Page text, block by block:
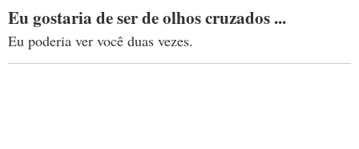
Eu gostaria de ser de olhos cruzados ...
Eu poderia ver você duas vezes.